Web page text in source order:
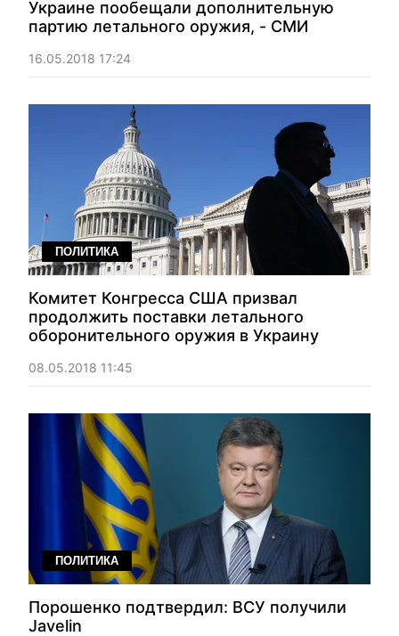
Украине пообещали дополнительную
партию летального оружия, - СМИ
16.05.2018 17:24
ПОЛИТИКА
Комитет Конгресса США призвал
продолжить поставки летального
оборонительного оружия в Украину
08.05.2018 11:45
ПОЛИТИКА
Порошенко подтвердил: ВСУ получили
Javelin